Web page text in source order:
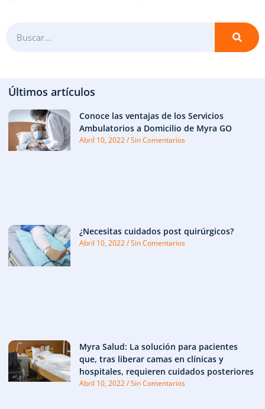
Últimos artículos
Conoce las ventajas de los Servicios
Ambulatorios a Domicilio de Myra GO
Abril 10, 2022 Sin Comentarios
¿Necesitas cuidados post quirúrgicos?
Abril 10, 2022 Sin Comentarios
Myra Salud: La solución para pacientes
que, tras liberar camas en clínicas y
hospitales, requieren cuidados posteriores
Abril 10, 2022 Sin Comentarios